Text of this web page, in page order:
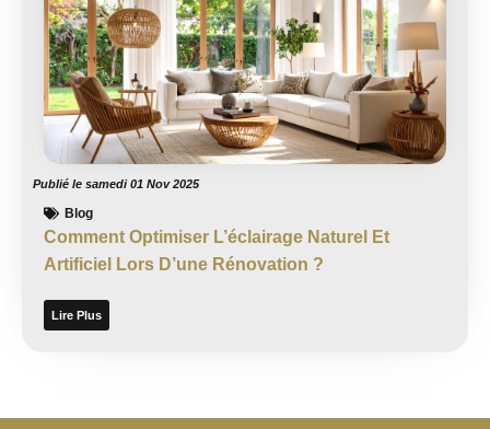
Publié le samedi 01 Nov 2025
Blog
Comment Optimiser L’éclairage Naturel Et
Artificiel Lors D’une Rénovation ?
Lire Plus